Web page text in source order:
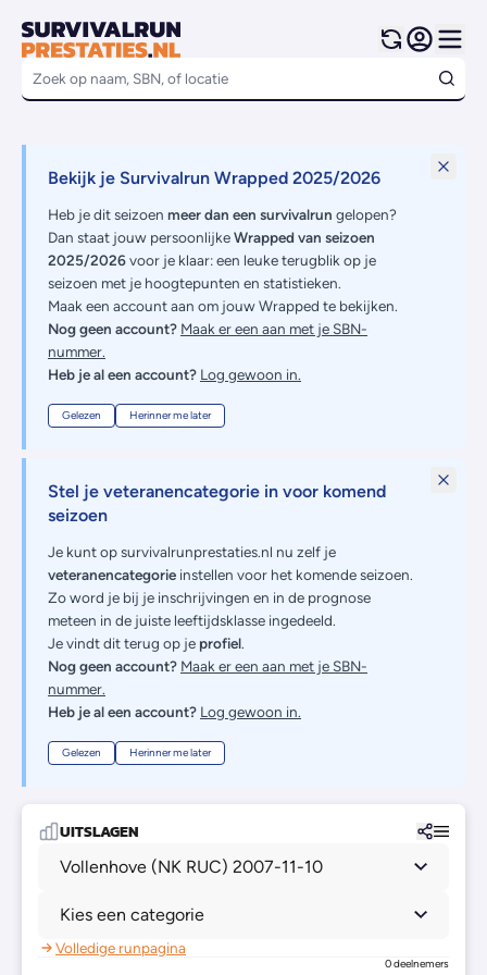
Bekijk je Survivalrun Wrapped 2025/2026
Heb je dit seizoen meer dan een survivalrun gelopen?
Dan staat jouw persoonlijkeWrapped van seizoen
2025/2026voor je klaar: een leuke terugblik op je
seizoen met je hoogtepunten en statistieken.
Maak een account aan om jouw Wrapped te bekijken.
Nog geen account? Maak er een aan met je SBN-
nummer.
Heb je al een account? Log gewoon in.
Gelezen Herinner me later
Stel je veteranencategorie in voor komend
seizoen
Je kunt op survivalrunprestaties.nl nu zelf je
veteranencategorie instellen voor het komende seizoen.
Zo word je bij je inschrijvingen en in de prognose
meteen in de juiste leeftijdsklasse ingedeeld.
Je vindt dit terug op je profiel.
Nog geen account? Maak er een aan met je SBN-
nummer.
Heb je al een account? Log gewoon in.
Gelezen Herinner me later
UITSLAGEN
Vollenhove (NK RUC) 2007-11-10
Kies een categorie
Volledige runpagina
0 deelnemers